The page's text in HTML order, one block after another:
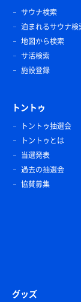
サウナ検索
泊まれるサウナ検
地図から検索
サ活検索
施設登録
トントゥ
トントゥ抽選会
トントゥとは
当選発表
過去の抽選会
協賛募集
グッズ